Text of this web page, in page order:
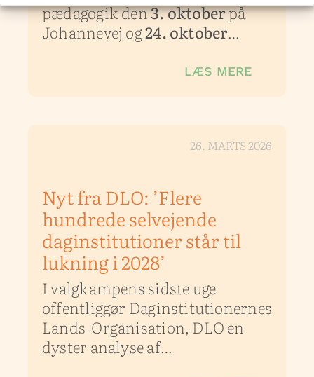
pædagogik den3. oktoberpå
Johannevej og24. oktober…
LÆS MERE
26. MARTS 2026
Nyt fra DLO: ’Flere
hundrede selvejende
daginstitutioner står til
lukning i 2028’
I valgkampens sidste uge
offentliggør Daginstitutionernes
Lands-Organisation, DLO en
dyster analyse af…